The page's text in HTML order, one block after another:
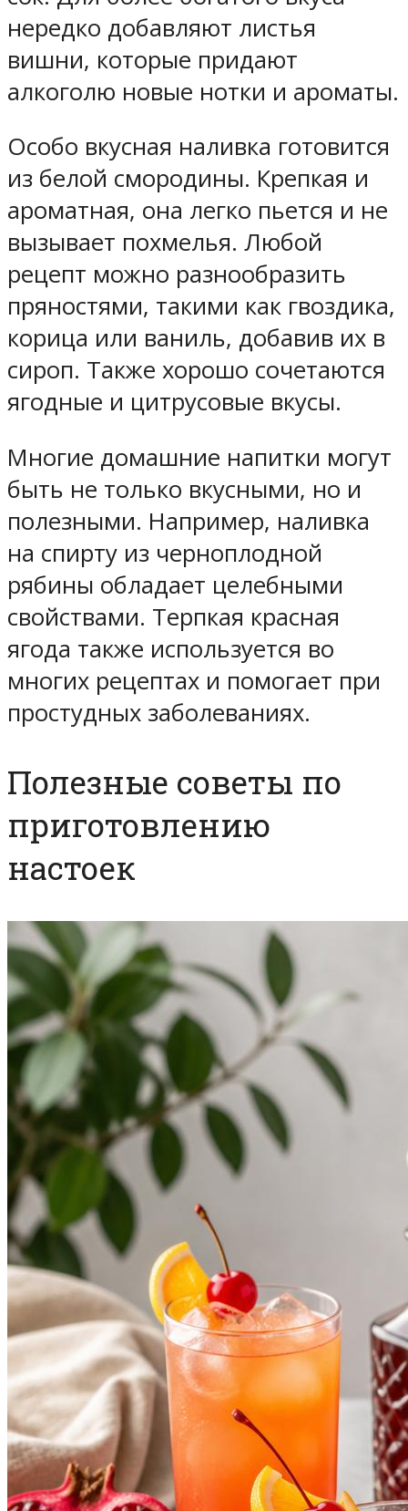
нередко добавляют листья
вишни, которые придают
алкоголю новые нотки и ароматы.
Особо вкусная наливка готовится
из белой смородины. Крепкая и
ароматная, она легко пьется и не
вызывает похмелья. Любой
рецепт можно разнообразить
пряностями, такими как гвоздика,
корица или ваниль, добавив их в
сироп. Также хорошо сочетаются
ягодные и цитрусовые вкусы.
Многие домашние напитки могут
быть не только вкусными, но и
полезными. Например, наливка
на спирту из черноплодной
рябины обладает целебными
свойствами. Терпкая красная
ягода также используется во
многих рецептах и помогает при
простудных заболеваниях.
Полезные советы по
приготовлению
настоек